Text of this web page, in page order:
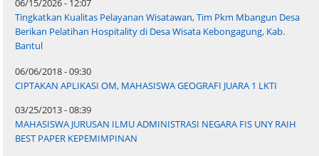
Tingkatkan Kualitas Pelayanan Wisatawan, Tim Pkm Mbangun Desa
Berikan Pelatihan Hospitality di Desa Wisata Kebongagung, Kab.
Bantul
06/06/2018 - 09:30
CIPTAKAN APLIKASI OM, MAHASISWA GEOGRAFI JUARA 1 LKTI
03/25/2013 - 08:39
MAHASISWA JURUSAN ILMU ADMINISTRASI NEGARA FIS UNY RAIH
BEST PAPER KEPEMIMPINAN